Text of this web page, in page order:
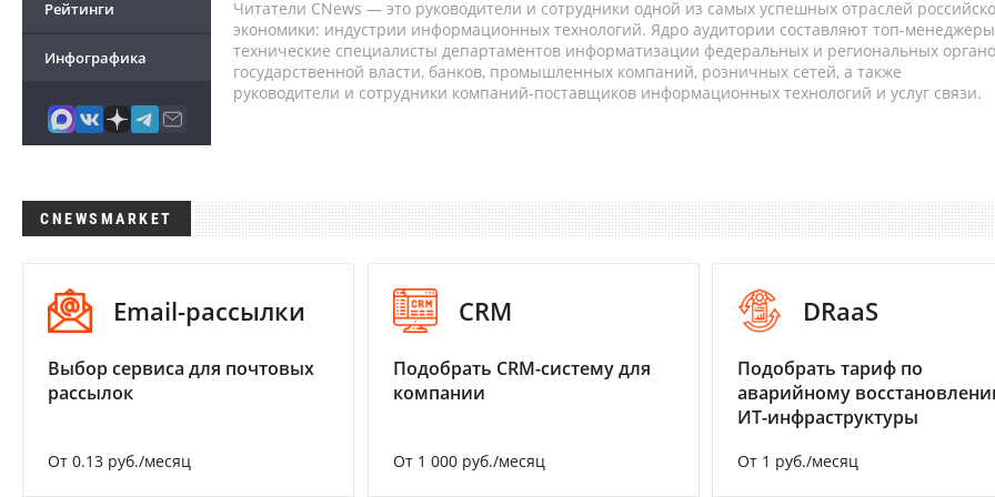
Рейтинги
Инфографика
Читатели CNews — это руководители и сотрудники одной из самых успешных отраслей
экономики: индустрии информационных технологий. Ядро аудитории составляют топ-
технические специалисты департаментов информатизации федеральных и региональных
государственной власти, банков, промышленных компаний, розничных сетей, а также
руководители и сотрудники компаний-поставщиков информационных технологий и услуг связи.
CNEWSMARKET
Email-рассылки
Выбор сервиса для почтовых
рассылок
От 0.13 руб./месяц
CRM
Подобрать CRM-систему для
компании
От 1 000 руб./месяц
DRaaS
Подобрать тариф по
аварийному
ИТ-инфраструктуры
От 1 руб./месяц